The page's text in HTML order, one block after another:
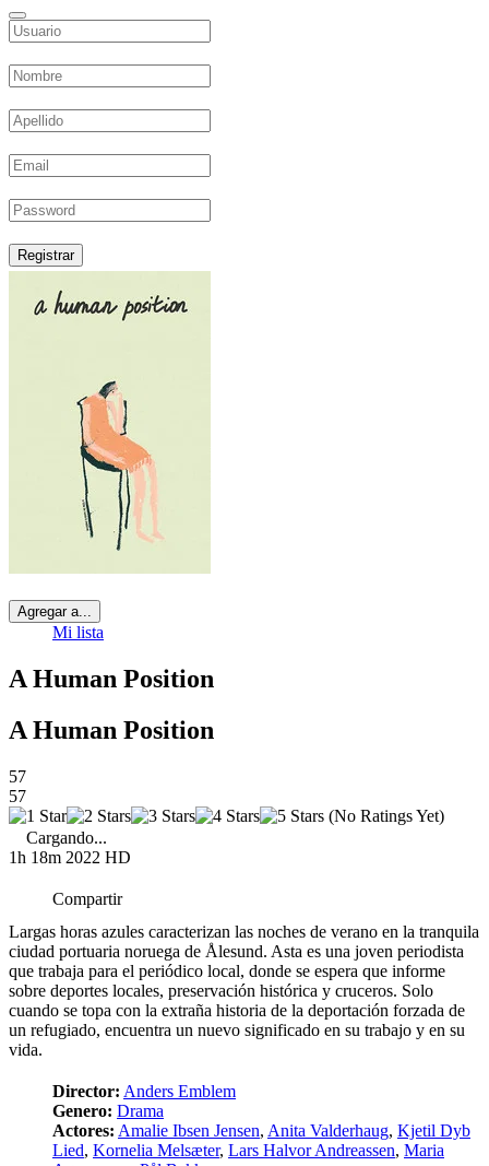
Registrar
Agregar a...
Mi lista
A Human Position
A Human Position
57
57
(No Ratings Yet)
Cargando...
1h 18m 2022 HD
Compartir
Largas horas azules caracterizan las noches de verano en la tranquila
ciudad portuaria noruega de Ålesund. Asta es una joven periodista
que trabaja para el periódico local, donde se espera que informe
sobre deportes locales, preservación histórica y cruceros. Solo
cuando se topa con la extraña historia de la deportación forzada de
un refugiado, encuentra un nuevo significado en su trabajo y en su
vida.
Director: Anders Emblem
Genero: Drama
Actores: Amalie Ibsen Jensen, Anita Valderhaug, Kjetil Dyb
Lied, Kornelia Melsæter, Lars Halvor Andreassen, Maria